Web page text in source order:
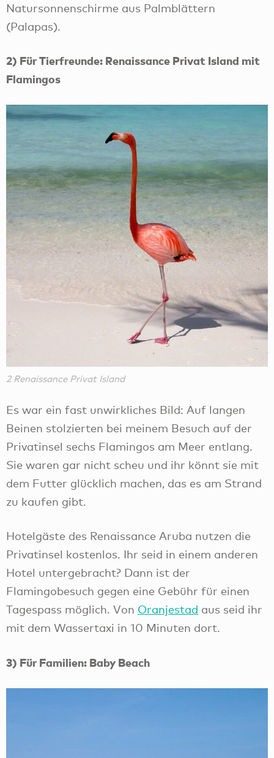
Natursonnenschirme aus Palmblättern
(Palapas).
2) Für Tierfreunde: Renaissance Privat Island mit
Flamingos
2 Renaissance Privat Island
Es war ein fast unwirkliches Bild: Auf langen
Beinen stolzierten bei meinem Besuch auf der
Privatinsel sechs Flamingos am Meer entlang.
Sie waren gar nicht scheu und ihr könnt sie mit
dem Futter glücklich machen, das es am Strand
zu kaufen gibt.
Hotelgäste des Renaissance Aruba nutzen die
Privatinsel kostenlos. Ihr seid in einem anderen
Hotel untergebracht? Dann ist der
Flamingobesuch gegen eine Gebühr für einen
Tagespass möglich. Von Oranjestad aus seid ihr
mit dem Wassertaxi in 10 Minuten dort.
3) Für Familien: Baby Beach